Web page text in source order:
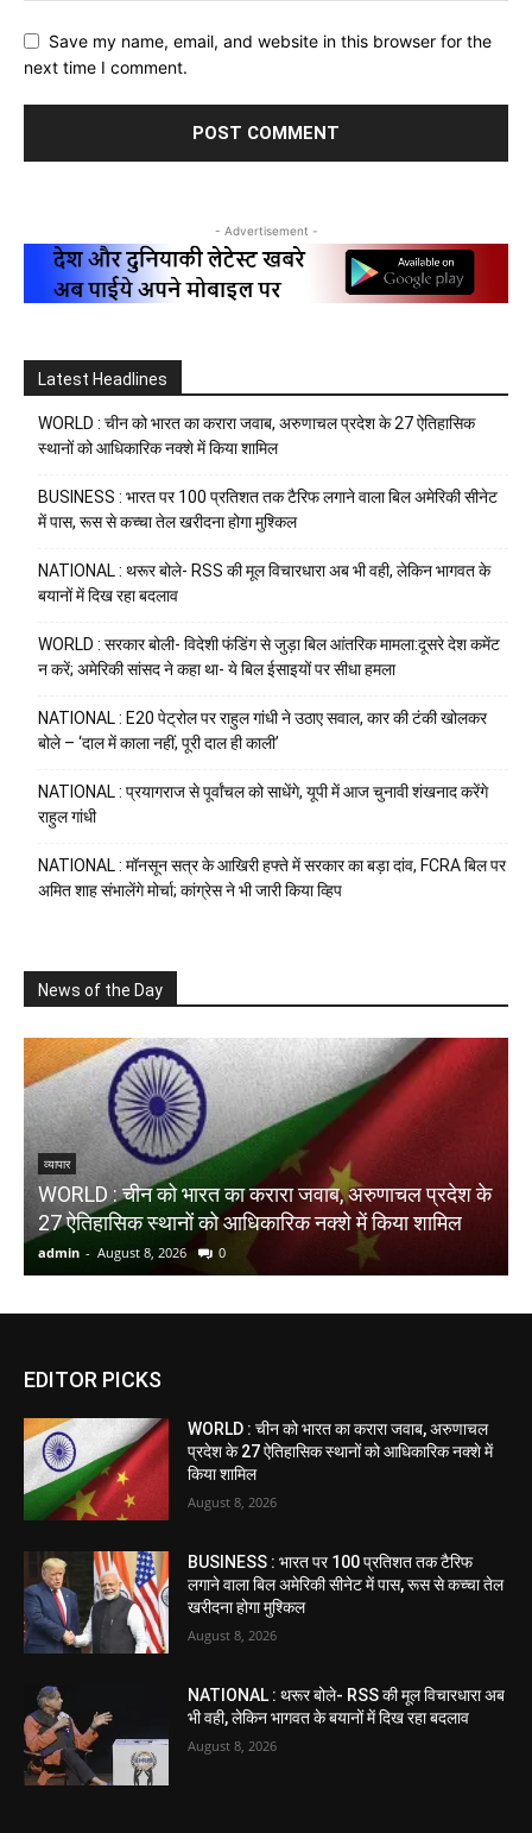
Save my name, email, and website in this browser for the
next time I comment.
- Advertisement -
Latest Headlines
WORLD : चीन को भारत का करारा जवाब, अरुणाचल प्रदेश के 27 ऐतिहासिक
स्थानों को आधिकारिक नक्शे में किया शामिल
BUSINESS : भारत पर 100 प्रतिशत तक टैरिफ लगाने वाला बिल अमेरिकी सीनेट
में पास, रूस से कच्चा तेल खरीदना होगा मुश्किल
NATIONAL : थरूर बोले- RSS की मूल विचारधारा अब भी वही, लेकिन भागवत के
बयानों में दिख रहा बदलाव
WORLD : सरकार बोली- विदेशी फंडिंग से जुड़ा बिल आंतरिक मामला:दूसरे देश कमेंट
न करें; अमेरिकी सांसद ने कहा था- ये बिल ईसाइयों पर सीधा हमला
NATIONAL : E20 पेट्रोल पर राहुल गांधी ने उठाए सवाल, कार की टंकी खोलकर
बोले – ‘दाल में काला नहीं, पूरी दाल ही काली’
NATIONAL : प्रयागराज से पूर्वांचल को साधेंगे, यूपी में आज चुनावी शंखनाद करेंगे
राहुल गांधी
NATIONAL : मॉनसून सत्र के आखिरी हफ्ते में सरकार का बड़ा दांव, FCRA बिल पर
अमित शाह संभालेंगे मोर्चा; कांग्रेस ने भी जारी किया व्हिप
News of the Day
व्यापार
WORLD : चीन को भारत का करारा जवाब, अरुणाचल प्रदेश के
27 ऐतिहासिक स्थानों को आधिकारिक नक्शे में किया शामिल
admin - August 8, 2026 0
EDITOR PICKS
WORLD : चीन को भारत का करारा जवाब, अरुणाचल
प्रदेश के 27 ऐतिहासिक स्थानों को आधिकारिक नक्शे में
किया शामिल
August 8, 2026
BUSINESS : भारत पर 100 प्रतिशत तक टैरिफ
लगाने वाला बिल अमेरिकी सीनेट में पास, रूस से कच्चा तेल
खरीदना होगा मुश्किल
August 8, 2026
NATIONAL : थरूर बोले- RSS की मूल विचारधारा अब
भी वही, लेकिन भागवत के बयानों में दिख रहा बदलाव
August 8, 2026